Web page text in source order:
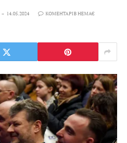
14.05.2024 КОМЕНТАРІВ НЕМАЄ